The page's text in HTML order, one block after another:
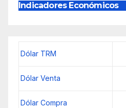
Indicadores Económicos
Dólar TRM
Dólar Venta
Dólar Compra